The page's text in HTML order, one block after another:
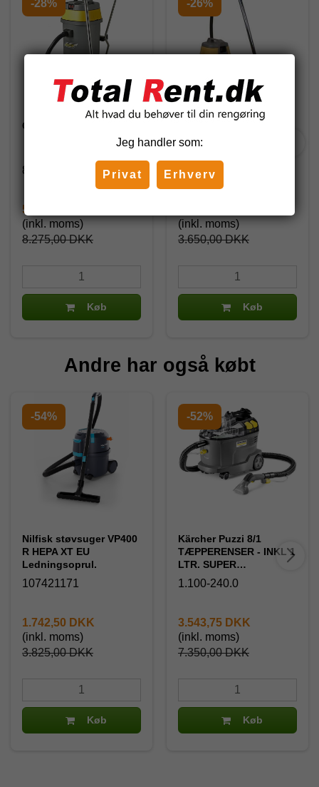
-28%
Ghibli AS-590 P CBN
80152071
8.275,00 DKK
5.937,50 DKK
(inkl. moms)
Køb
-26%
Våd-/Tørsuger
82021007
3.650,00 DKK
(inkl. moms)
Køb
Andre har også købt
-54%
Nilfisk støvsuger VP400
R HEPA XT EU
Ledningsoprul.
107421171
3.825,00 DKK
1.742,50 DKK
(inkl. moms)
Køb
-52%
Kärcher Puzzi 8/1
TÆPPERENSER - INKL 1
LTR. SUPER
TÆPPERENS TIL
MASKINEN.. Ny
1.100-240.0
7.350,00 DKK
3.543,75 DKK
(inkl. moms)
Køb
Jeg handler som:
Privat Erhverv